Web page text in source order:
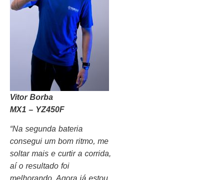
Vitor Borba
MX1 – YZ450F
“Na segunda bateria
consegui um bom ritmo, me
soltar mais e curtir a corrida,
aí o resultado foi